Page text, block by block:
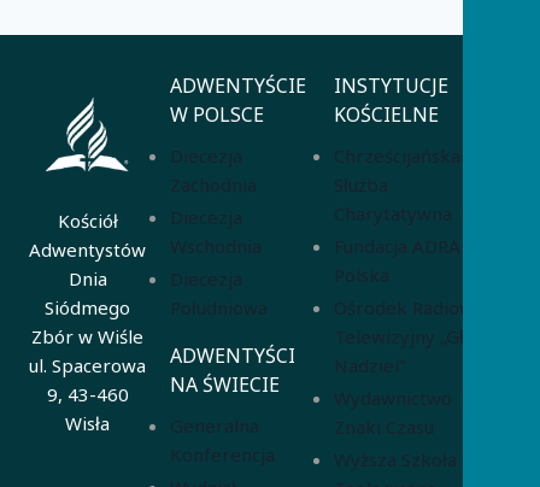
Kościół
Adwentystów
Dnia
Siódmego
Zbór w Wiśle
ul. Spacerowa
9, 43-460
Wisła
ADWENTYŚCIE
W POLSCE
Diecezja
Zachodnia
Diecezja
Wschodnia
Diecezja
Południowa
ADWENTYŚCI
NA ŚWIECIE
Generalna
Konferencja
INSTYTUCJE
KOŚCIELNE
Chrześcijańska
Służba
Charytatywna
Fundacja ADRA
Polska
Ośrodek Radiowo-
Telewizyjny „Głos
Nadziei”
Wydawnictwo
Znaki Czasu
Wyższa Szkoła